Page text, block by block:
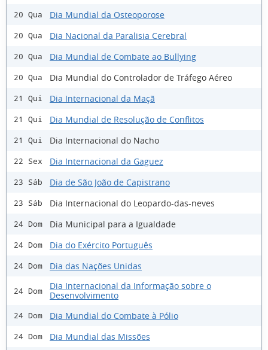
20 Qua Dia Mundial da Osteoporose
20 Qua Dia Nacional da Paralisia Cerebral
20 Qua Dia Mundial de Combate ao Bullying
20 Qua Dia Mundial do Controlador de Tráfego Aéreo
21 Qui Dia Internacional da Maçã
21 Qui Dia Mundial de Resolução de Conflitos
21 Qui Dia Internacional do Nacho
22 Sex Dia Internacional da Gaguez
23 Sáb Dia de São João de Capistrano
23 Sáb Dia Internacional do Leopardo-das-neves
24 Dom Dia Municipal para a Igualdade
24 Dom Dia do Exército Português
24 Dom Dia das Nações Unidas
24 Dom
Dia Internacional da Informação sobre o
Desenvolvimento
24 Dom Dia Mundial do Combate à Pólio
24 Dom Dia Mundial das Missões